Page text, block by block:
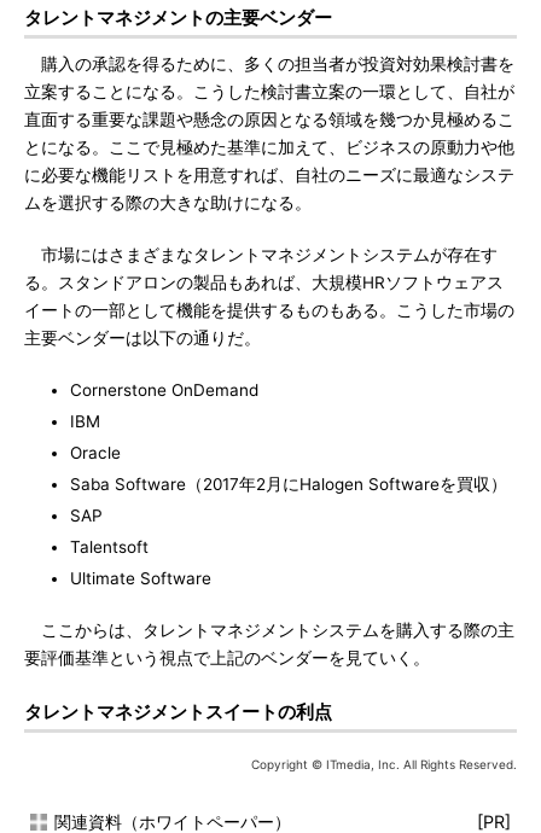
タレントマネジメントの主要ベンダー
購入の承認を得るために、多くの担当者が投資対効果検討書を
立案することになる。こうした検討書立案の一環として、自社が
直面する重要な課題や懸念の原因となる領域を幾つか見極めるこ
とになる。ここで見極めた基準に加えて、ビジネスの原動力や他
に必要な機能リストを用意すれば、自社のニーズに最適なシステ
ムを選択する際の大きな助けになる。
市場にはさまざまなタレントマネジメントシステムが存在す
る。スタンドアロンの製品もあれば、大規模HRソフトウェアス
イートの一部として機能を提供するものもある。こうした市場の
主要ベンダーは以下の通りだ。
Cornerstone OnDemand
IBM
Oracle
Saba Software（2017年2月にHalogen Softwareを買収）
SAP
Talentsoft
Ultimate Software
ここからは、タレントマネジメントシステムを購入する際の主
要評価基準という視点で上記のベンダーを見ていく。
タレントマネジメントスイートの利点
Copyright © ITmedia, Inc. All Rights Reserved.
関連資料（ホワイトペーパー） [PR]